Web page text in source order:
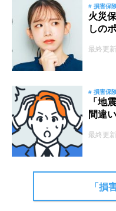
# 損害保
火災
しの
最終更
# 損害保
「地
間違
最終更
「損